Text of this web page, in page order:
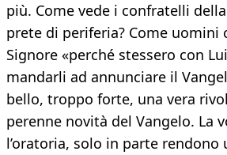
più. Come vede i confratelli
prete di periferia? Come uomini
Signore «perché stessero con
mandarli ad annunciare il
bello, troppo forte, una vera
perenne novità del Vangelo. La
l’oratoria, solo in parte rendono